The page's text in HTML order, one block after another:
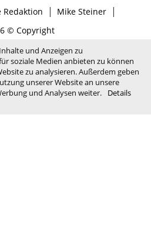
Redaktion | Mike Steiner|
© Copyright
und Anzeigen zu
soziale Medien anbieten zu können
zu analysieren. Außerdem geben
unserer Website an unsere
und Analysen weiter.
Details